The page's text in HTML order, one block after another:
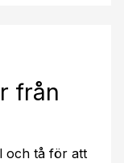
från
och tå för att